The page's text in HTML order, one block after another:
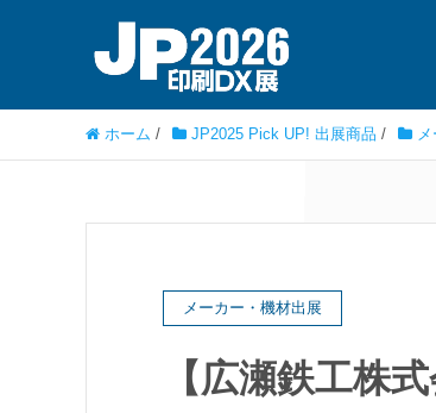
ホーム / JP2025 Pick UP! 出展商品 /
メーカー・機材出展
【広瀬鉄工株